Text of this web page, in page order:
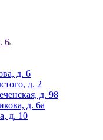
6
д. 6
д. 2
д. 98
д. 6а
д. 10